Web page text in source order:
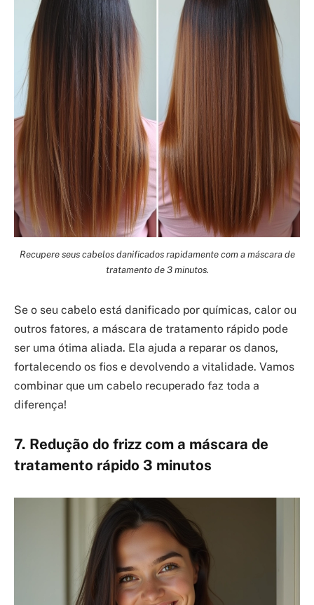
Recupere seus cabelos danificados rapidamente com a máscara de
tratamento de 3 minutos.
Se o seu cabelo está danificado por químicas, calor ou
outros fatores, a máscara de tratamento rápido pode
ser uma ótima aliada. Ela ajuda a reparar os danos,
fortalecendo os fios e devolvendo a vitalidade. Vamos
combinar que um cabelo recuperado faz toda a
diferença!
7. Redução do frizz com a máscara de
tratamento rápido 3 minutos